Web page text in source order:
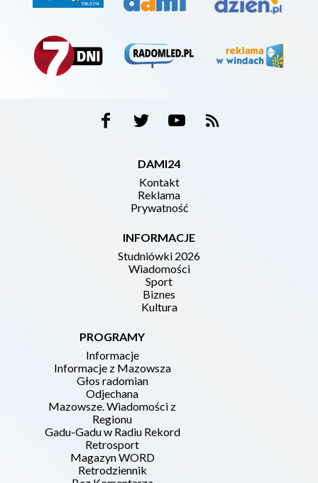
DAMI24
Kontakt
Reklama
Prywatność
INFORMACJE
Studniówki 2026
Wiadomości
Sport
Biznes
Kultura
PROGRAMY
Informacje
Informacje z Mazowsza
Głos radomian
Odjechana
Mazowsze. Wiadomości z
Regionu
Gadu-Gadu w Radiu Rekord
Retrosport
Magazyn WORD
Retrodziennik